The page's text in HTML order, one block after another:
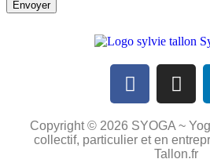
Copyright © 2026 SYOGA ~
collectif, particulier et en
Tallon.fr